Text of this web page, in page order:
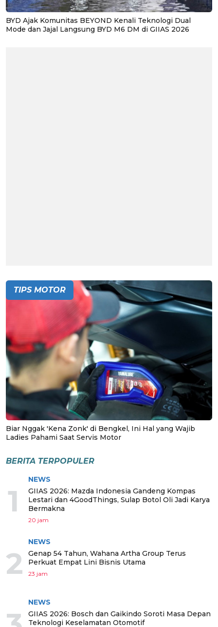
BYD Ajak Komunitas BEYOND Kenali Teknologi Dual
Mode dan Jajal Langsung BYD M6 DM di GIIAS 2026
TIPS MOTOR
Biar Nggak 'Kena Zonk' di Bengkel, Ini Hal yang Wajib
Ladies Pahami Saat Servis Motor
BERITA TERPOPULER
1
NEWS
GIIAS 2026: Mazda Indonesia Gandeng Kompas
Lestari dan 4GoodThings, Sulap Botol Oli Jadi Karya
Bermakna
20 jam
2
NEWS
Genap 54 Tahun, Wahana Artha Group Terus
Perkuat Empat Lini Bisnis Utama
23 jam
NEWS
GIIAS 2026: Bosch dan Gaikindo Soroti Masa Depan
Teknologi Keselamatan Otomotif